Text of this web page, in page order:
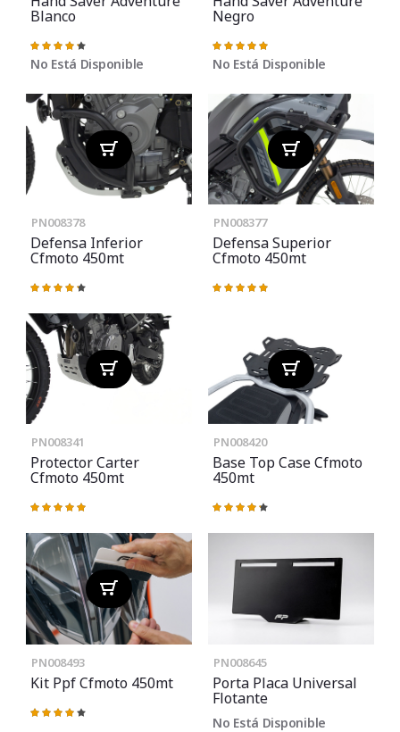
Blanco
Valoración:
87%
No Está Disponible
Negro
Valoración:
100%
No Está Disponible
PN008378
Defensa Inferior
Cfmoto 450mt
Valoración:
PN008377
Defensa Superior
Cfmoto 450mt
Valoración:
PN008341
Protector Carter
Cfmoto 450mt
Valoración:
PN008420
Base Top Case Cfmoto
450mt
Valoración:
PN008493
Kit Ppf Cfmoto 450mt
Valoración:
PN008645
Porta Placa Universal
Flotante
No Está Disponible